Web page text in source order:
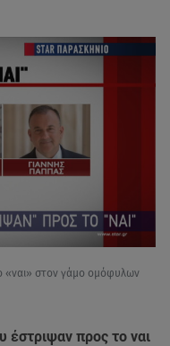
«ναι» στον γάμο ομόφυλων
έστριψαν προς το ναι